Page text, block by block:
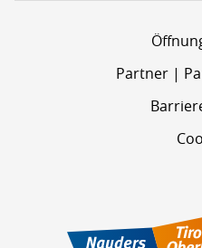
Partner |